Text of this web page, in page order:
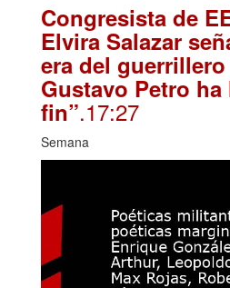
Congresista de
Elvira Salazar
era del
Gustavo Petro
fin”.17:27
Semana